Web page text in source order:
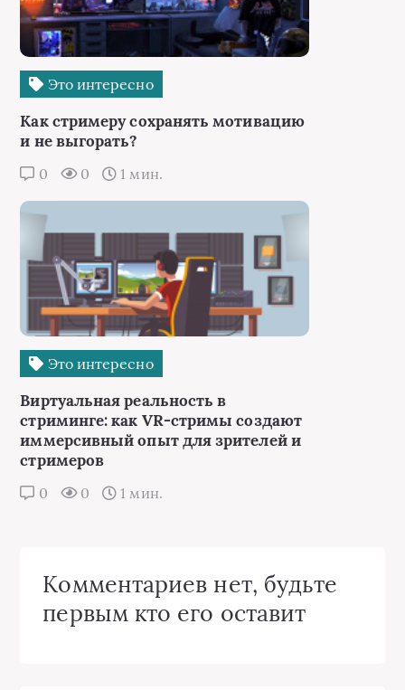
Это интересно
Как стримеру сохранять мотивацию
и не выгорать?
0 0 1 мин.
Это интересно
Виртуальная реальность в
стриминге: как VR-стримы создают
иммерсивный опыт для зрителей и
стримеров
0 0 1 мин.
Комментариев нет, будьте
первым кто его оставит